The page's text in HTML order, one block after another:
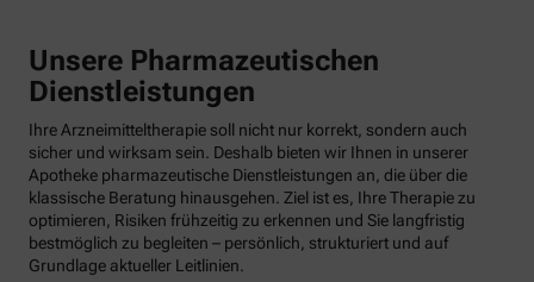
Unsere Pharmazeutischen
Dienstleistungen
Ihre Arzneimitteltherapie soll nicht nur korrekt, sondern auch
sicher und wirksam sein. Deshalb bieten wir Ihnen in unserer
Apotheke pharmazeutische Dienstleistungen an, die über die
klassische Beratung hinausgehen. Ziel ist es, Ihre Therapie zu
optimieren, Risiken frühzeitig zu erkennen und Sie langfristig
bestmöglich zu begleiten – persönlich, strukturiert und auf
Grundlage aktueller Leitlinien.